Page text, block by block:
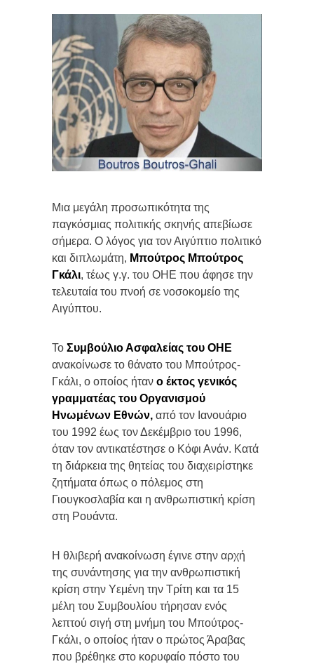
Μια μεγάλη προσωπικότητα της
παγκόσμιας πολιτικής σκηνής απεβίωσε
σήμερα. Ο λόγος για τον Αιγύπτιο πολιτικό
και διπλωμάτη, Μπούτρος Μπούτρος
Γκάλι, τέως γ.γ. του ΟΗΕ που άφησε την
τελευταία του πνοή σε νοσοκομείο της
Αιγύπτου.
Το Συμβούλιο Ασφαλείας του ΟΗΕ
ανακοίνωσε το θάνατο του Μπούτρος-
Γκάλι, ο οποίος ήταν ο έκτος γενικός
γραμματέας του Οργανισμού
Ηνωμένων Εθνών, από τον Ιανουάριο
του 1992 έως τον Δεκέμβριο του 1996,
όταν τον αντικατέστησε ο Κόφι Ανάν. Κατά
τη διάρκεια της θητείας του διαχειρίστηκε
ζητήματα όπως ο πόλεμος στη
Γιουγκοσλαβία και η ανθρωπιστική κρίση
στη Ρουάντα.
Η θλιβερή ανακοίνωση έγινε στην αρχή
της συνάντησης για την ανθρωπιστική
κρίση στην Υεμένη την Τρίτη και τα 15
μέλη του Συμβουλίου τήρησαν ενός
λεπτού σιγή στη μνήμη του Μπούτρος-
Γκάλι, ο οποίος ήταν ο πρώτος Άραβας
που βρέθηκε στο κορυφαίο πόστο του